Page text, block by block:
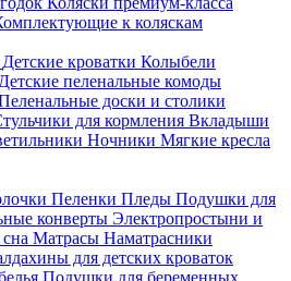
к коляскам
Детские кроватки Колыбели
Детские пеленальные комоды
доски и столики
для кормления Вкладыши
Ночники Мягкие кресла
Пеленки Пледы Подушки для
конверты Электропростыни и
Матрасы Наматрасники
для детских кроваток
Подушки для беременных